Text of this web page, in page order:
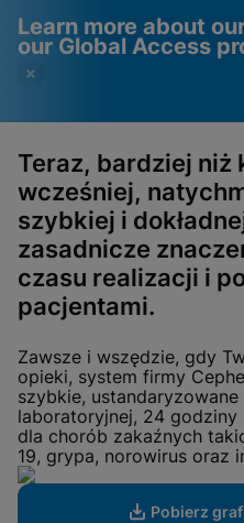
Learn more about
our Global Access
Videos
Functional
enabled
Please note:
Cookies will update
cookies
View Privacy Policy
Functional
Enabled
View & Update your Cookie
View Privacy Policy
Teraz, bardziej niż
wcześniej,
szybkiej i
zasadnicze
czasu realizacji i
pacjentami.
Zawsze i wszędzie, gdy
opieki, system firmy
szybkie,
laboratoryjnej, 24
dla chorób zakaźnych
19, grypa, norowirus oraz
Pobierz